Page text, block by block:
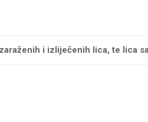
i izliječenih lica, te lica